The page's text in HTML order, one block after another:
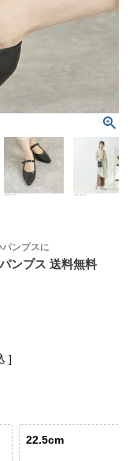
ン
ンシューズ
ンプスに
ンプス 送料無料
22.5cm